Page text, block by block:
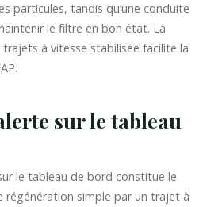
particules, tandis qu’une conduite
le filtre en bon état. La
à vitesse stabilisée facilite la
sur le tableau
le tableau de bord constitue le
régénération simple par un trajet à